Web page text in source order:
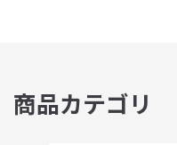
商品カテゴリ